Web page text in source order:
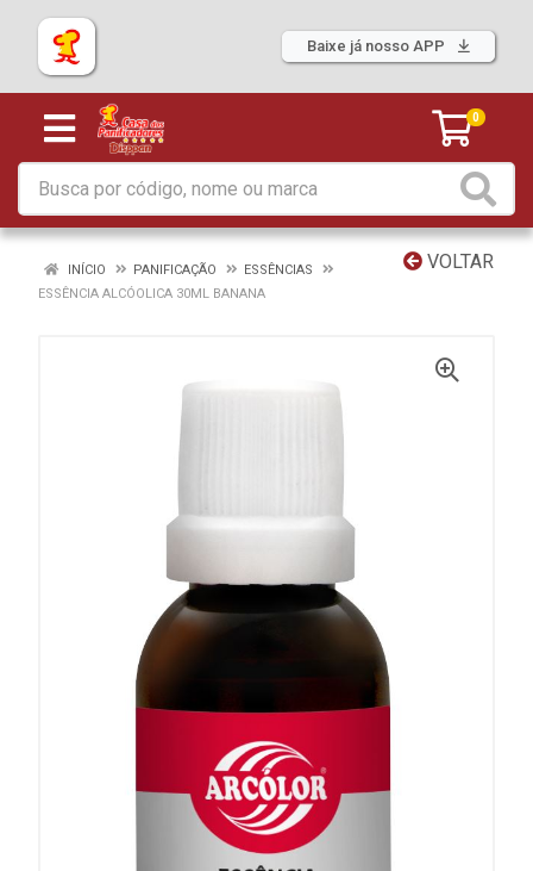
Baixe já nosso APP
0
VOLTAR
INÍCIO PANIFICAÇÃO
ESSÊNCIAS
ESSÊNCIA ALCÓOLICA 30ML BANANA